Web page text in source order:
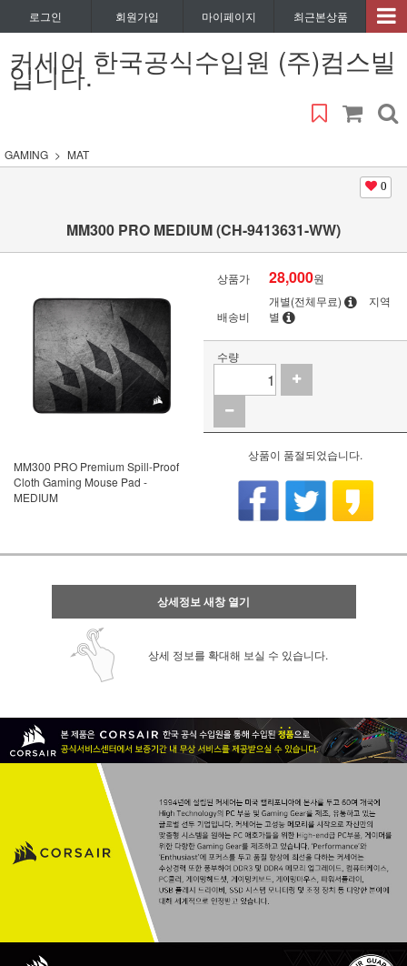
로그인 회원가입 마이페이지 최근본상품
커세어 한국공식수입원 (주)컴스빌
입니다.
GAMING MAT
0
MM300 PRO MEDIUM (CH-9413631-WW)
MM300 PRO Premium Spill-Proof
Cloth Gaming Mouse Pad -
MEDIUM
상품가 28,000원
배송비
개별(전체무료)
지역
별
수량
상품이 품절되었습니다.
상세정보 새창 열기
상세 정보를 확대해 보실 수 있습니다.